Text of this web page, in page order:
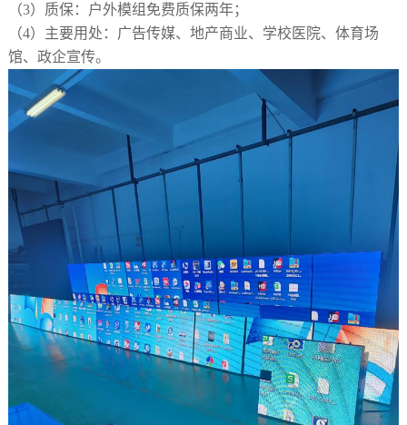
（3） 质保：户外模组免费质保两年；
（4） 主要用处：广告传媒、地产商业、学校医院、体育场
馆、政企宣传。